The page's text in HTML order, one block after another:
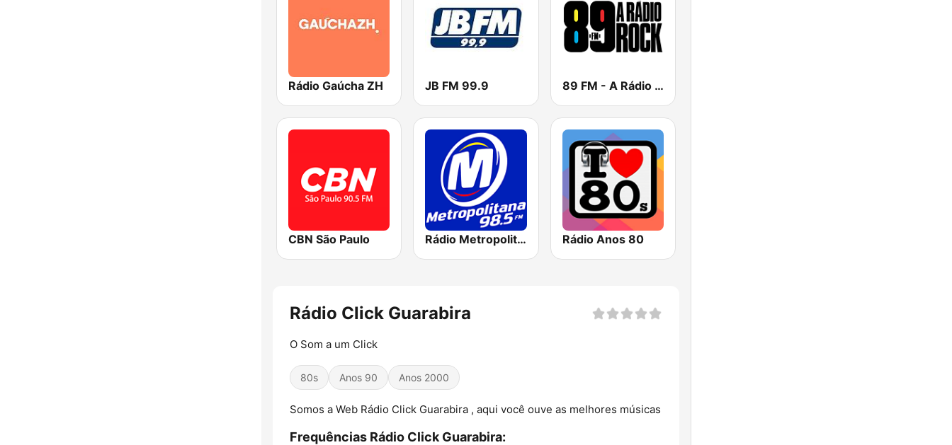
Rádio Gaúcha ZH JB FM 99.9 89 FM - A Rádio Rock
CBN São Paulo Rádio Metropolitana 98.5 FM Rádio Anos 80
Rádio Click Guarabira
O Som a um Click
80s Anos 90 Anos 2000
Somos a Web Rádio Click Guarabira , aqui você ouve as melhores músicas
Frequências Rádio Click Guarabira: